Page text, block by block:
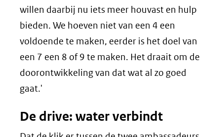
willen daarbij nu iets meer houvast en hulp
bieden. We hoeven niet van een 4 een
voldoende te maken, eerder is het doel van
een 7 een 8 of 9 te maken. Het draait om de
doorontwikkeling van dat wat al zo goed
gaat.'
De drive: water verbindt